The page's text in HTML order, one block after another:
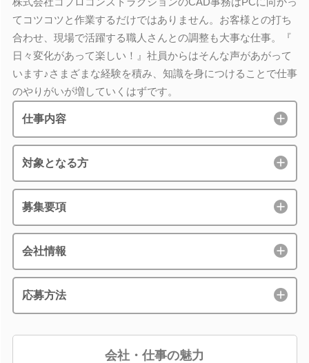
てコツコツと作業するだけではありません。お客様との打ち
合わせ、現場で活躍する職人さんとの調整も大事な仕事。『
日々変化があって楽しい！』社員からはそんな声があがって
います♪さまざまな経験を積み、知識を身につけることで仕事
のやりがいが増していくはずです。
仕事内容
対象となる方
募集要項
会社情報
応募方法
会社・仕事の魅力